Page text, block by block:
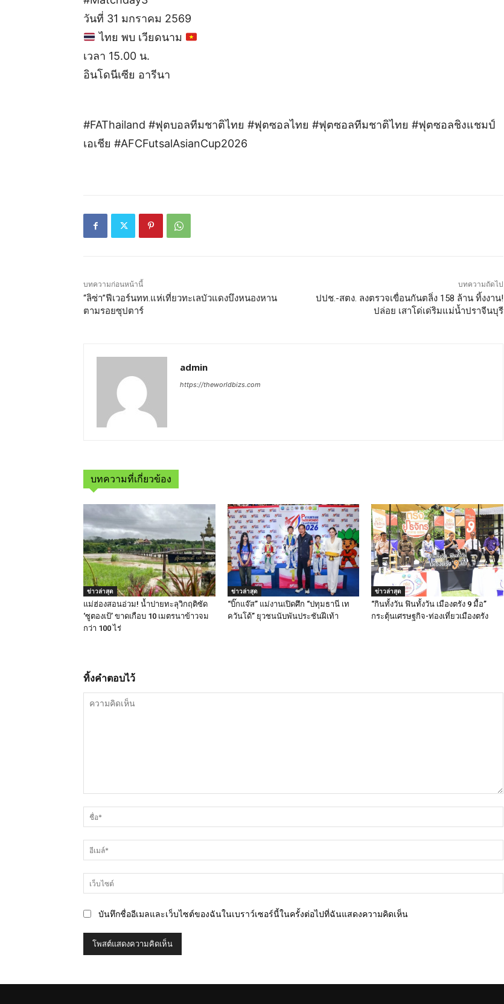
วันที่ 31 มกราคม 2569
ไทย พบ เวียดนาม
เวลา 15.00 น.
อินโดนีเซีย อารีนา
#FAThailand #ฟุตบอลทีมชาติไทย #ฟุตซอลไทย #ฟุตซอลทีมชาติไทย #ฟุตซอลชิงแชมป์
เอเชีย #AFCFutsalAsianCup2026
บทความก่อนหน้านี้
“ลิซ่า”ฟีเวอร์นทท.แห่เที่ยวทะเลบัวแดงบึงหนองหาน
ตามรอยซุปตาร์
บทความถัดไป
ปปช.-สตง. ลงตรวจเขื่อนกันตลิ่ง 158 ล้าน ทิ้งงาน!
ปล่อย เสาโด่เด่ริมแม่น้ำปราจีนบุรี
admin
https://theworldbizs.com
บทความที่เกี่ยวข้อง
ข่าวล่าสุด
แม่ฮ่องสอนอ่วม! น้ำปายทะลุวิกฤติซัด
‘ซูตองเป้’ ขาดเกือบ 10 เมตรนาข้าวจม
กว่า 100 ไร่
ข่าวล่าสุด
“บิ๊กแจ๊ส” แม่งานเปิดศึก “ปทุมธานี เท
ควันโด้” ยุวชนนับพันประชันฝีเท้า
ข่าวล่าสุด
“กินทั้งวัน ฟินทั้งวัน เมืองตรัง 9 มื้อ”
กระตุ้นเศรษฐกิจ-ท่องเที่ยวเมืองตรัง
ทิ้งคำตอบไว้
คิด
เห็น
บันทึกชื่ออีเมลและเว็บไซต์ของฉันในเบราว์เซอร์นี้ในครั้งต่อไปที่ฉันแสดงความคิดเห็น